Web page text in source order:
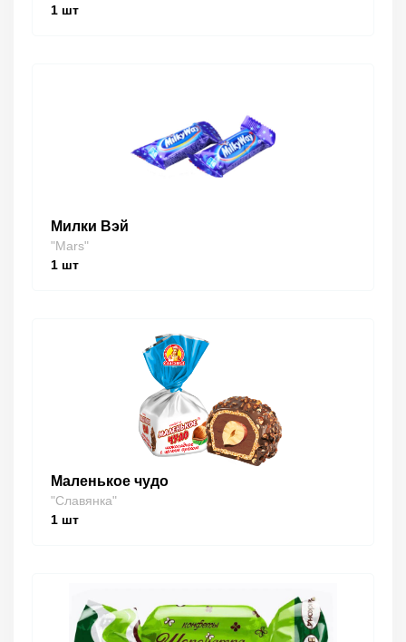
1 шт
Милки Вэй
"Mars"
1 шт
Маленькое чудо
"Славянка"
1 шт